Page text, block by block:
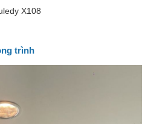
X108
trình